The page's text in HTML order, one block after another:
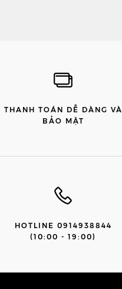
THANH TOÁN DỄ DÀNG VÀ
BẢO MẬT
HOTLINE 0914938844
(10:00 - 19:00)